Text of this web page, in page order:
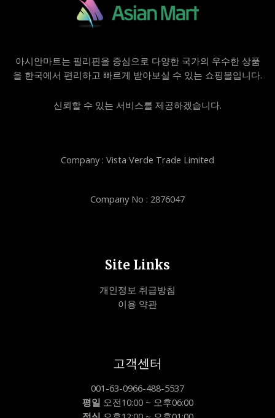
아시안마트는 필리핀을 중심으로 다양한 국가의 우수한 상품
을 한국에서 편리하고 빠르게 받아보실 수 있는 쇼핑몰입니다.
신뢰할 수 있는 서비스를 제공하겠습니다.
Company : Vista Verde Trade Limited
Company No : 2876047
Site Links
개인정보 취급방침
이용 약관
고객센터
001-63-0966-488-5537
평일 오전10:00 ~ 오후06:00